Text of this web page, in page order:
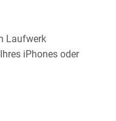
Laufwerk
iPhones oder